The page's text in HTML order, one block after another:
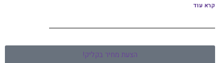
קרא עוד
הצעת מחיר בקליק!